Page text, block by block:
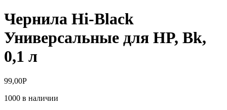
Чернила Hi-Black
Универсальные для HP, Bk,
0,1 л
99,00Р
1000 в наличии